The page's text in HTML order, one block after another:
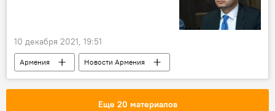
10 декабря 2021, 19:51
Армения
Новости Армения
Коронавирус в Армении
Общество
Еще 20 материалов